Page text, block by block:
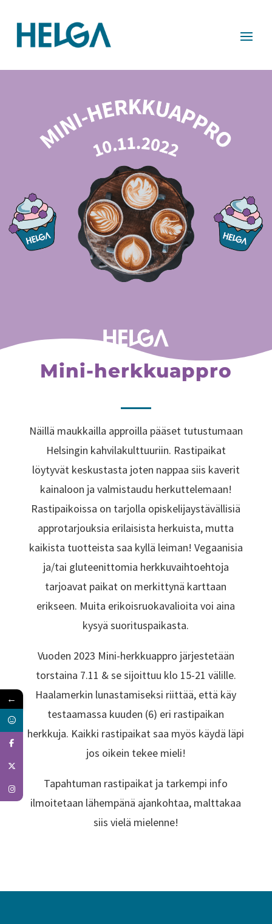
Mini-herkkuappro
Näillä maukkailla approilla pääset tutustumaan
Helsingin kahvilakulttuuriin. Rastipaikat
löytyvät keskustasta joten nappaa siis kaverit
kainaloon ja valmistaudu herkuttelemaan!
Rastipaikoissa on tarjolla opiskelijaystävällisiä
approtarjouksia erilaisista herkuista, mutta
kaikista tuotteista saa kyllä leiman! Vegaanisia
ja/tai gluteenittomia herkkuvaihtoehtoja
tarjoavat paikat on merkittynä karttaan
erikseen. Muita erikoisruokavalioita voi aina
kysyä suorituspaikasta.
Vuoden 2023 Mini-herkkuappro järjestetään
torstaina 7.11 & se sijoittuu klo 15-21 välille.
Haalamerkin lunastamiseksi riittää, että käy
testaamassa kuuden (6) eri rastipaikan
herkkuja. Kaikki rastipaikat saa myös käydä läpi
jos oikein tekee mieli!
Tapahtuman rastipaikat ja tarkempi info
ilmoitetaan lähempänä ajankohtaa, malttakaa
siis vielä mielenne!
←